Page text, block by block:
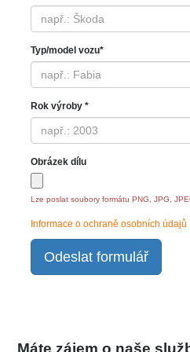
Typ/model vozu*
Rok výroby *
Obrázek dílu
Lze poslat soubory formátu PNG, JPG,
Informace o ochraně osobních údajů
Odeslat formulář
Máte zájem o naše